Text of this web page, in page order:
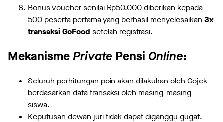
Bonus voucher senilai Rp50.000 diberikan kepada
500 peserta pertama yang berhasil menyelesaikan 3x
transaksi GoFood setelah registrasi.
MekanismePrivate Pensi Online:
Seluruh perhitungan poin akan dilakukan oleh Gojek
berdasarkan data transaksi oleh masing-masing
siswa.
Keputusan dewan juri tidak dapat diganggu gugat.